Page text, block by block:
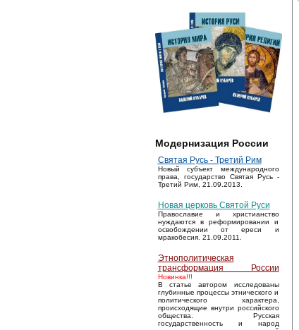
Модернизация России
Святая Русь - Третий Рим
Новый субъект международного
права, государство Святая Русь -
Третий Рим, 21.09.2013.
Новая церковь Святой Руси
Православие и христианство
нуждаются в реформировании и
освобождении от ереси и
мракобесия. 21.09.2011.
Этнополитическая
трансформация России
Новинка!!!
В статье автором исследованы
глубинные процессы этнического и
политического характера,
происходящие внутри российского
общества. Русская
государственность и народ